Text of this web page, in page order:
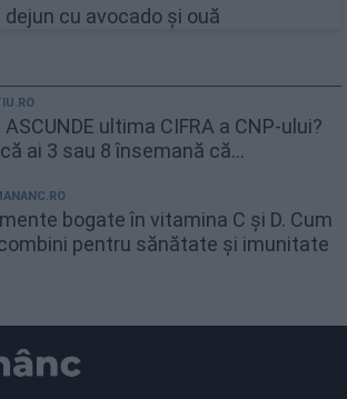
cu avocado și ouă
ASCUNDE ultima CIFRA a CNP-ului?
ai 3 sau 8 însemană că...
bogate în vitamina C și D. Cum
pentru sănătate și imunitate